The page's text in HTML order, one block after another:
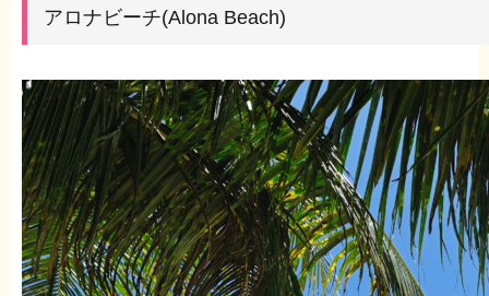
アロナビーチ(Alona Beach)